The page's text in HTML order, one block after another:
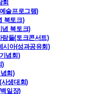
회
술프로그램)
북토크)
념 북토크)
들(토크콘서트)
시아(성과공유회)
념회)
)
회)
생대회)
일장)